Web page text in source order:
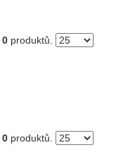
0 produktů.
0 produktů.